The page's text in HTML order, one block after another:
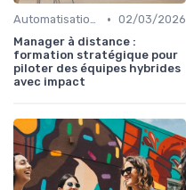
Automatisation & performance des campagnes • 02/03/2026
Manager à distance :
formation stratégique pour
piloter des équipes hybrides
avec impact